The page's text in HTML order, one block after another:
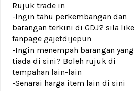
Rujuk trade in
-Ingin tahu perkembangan dan
barangan terkini di GDJ? sila like
fanpage gajetdijepun
-Ingin menempah barangan yang
tiada di sini? Boleh rujuk di
tempahan lain-lain
-Senarai harga item lain di sini